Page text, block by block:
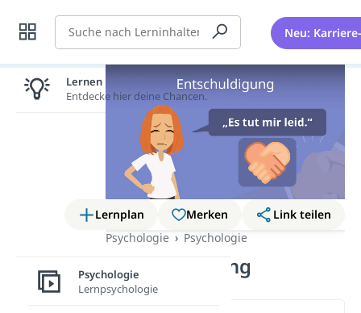
Suche Neu:
Lernplan Merken
Link teilen
Psychologie
Psychologie
Entschuldigung
Lernen lohnt sich!
Entdecke hier deine Chancen.
Psychologie
Lernpsychologie